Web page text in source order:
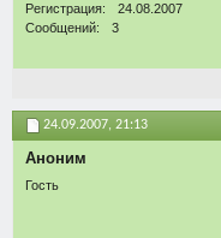
Регистрация
24.08.2007
Сообщений
3
24.09.2007, 21:13
Аноним
Гость